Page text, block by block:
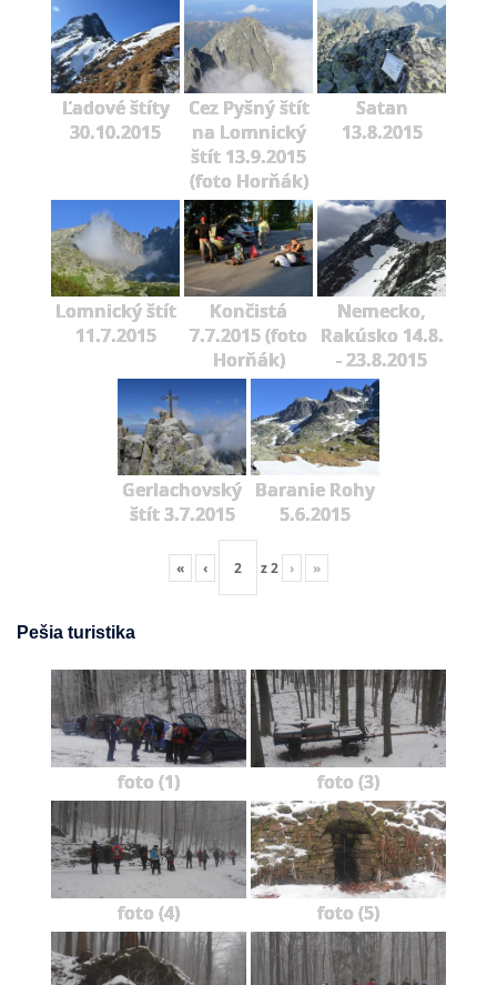
Ľadové štíty
30.10.2015
Cez Pyšný štít
na Lomnický
štít 13.9.2015
(foto Horňák)
Satan
13.8.2015
Lomnický štít
11.7.2015
Končistá
7.7.2015 (foto
Horňák)
Nemecko,
Rakúsko 14.8.
- 23.8.2015
Gerlachovský
štít 3.7.2015
Baranie Rohy
5.6.2015
« ‹ z2 › »
Pešia turistika
foto (1) foto (3)
foto (4) foto (5)